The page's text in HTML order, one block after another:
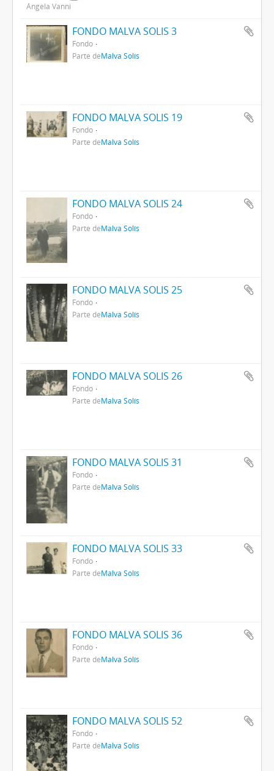
Ángela Vanni
FONDO MALVA SOLIS 3
Fondo
Parte deMalva Solís
FONDO MALVA SOLIS 19
Fondo
Parte deMalva Solís
FONDO MALVA SOLIS 24
Fondo
Parte deMalva Solís
FONDO MALVA SOLIS 25
Fondo
Parte deMalva Solís
FONDO MALVA SOLIS 26
Fondo
Parte deMalva Solís
FONDO MALVA SOLIS 31
Fondo
Parte deMalva Solís
FONDO MALVA SOLIS 33
Fondo
Parte deMalva Solís
FONDO MALVA SOLIS 36
Fondo
Parte deMalva Solís
FONDO MALVA SOLIS 52
Fondo
Parte deMalva Solís